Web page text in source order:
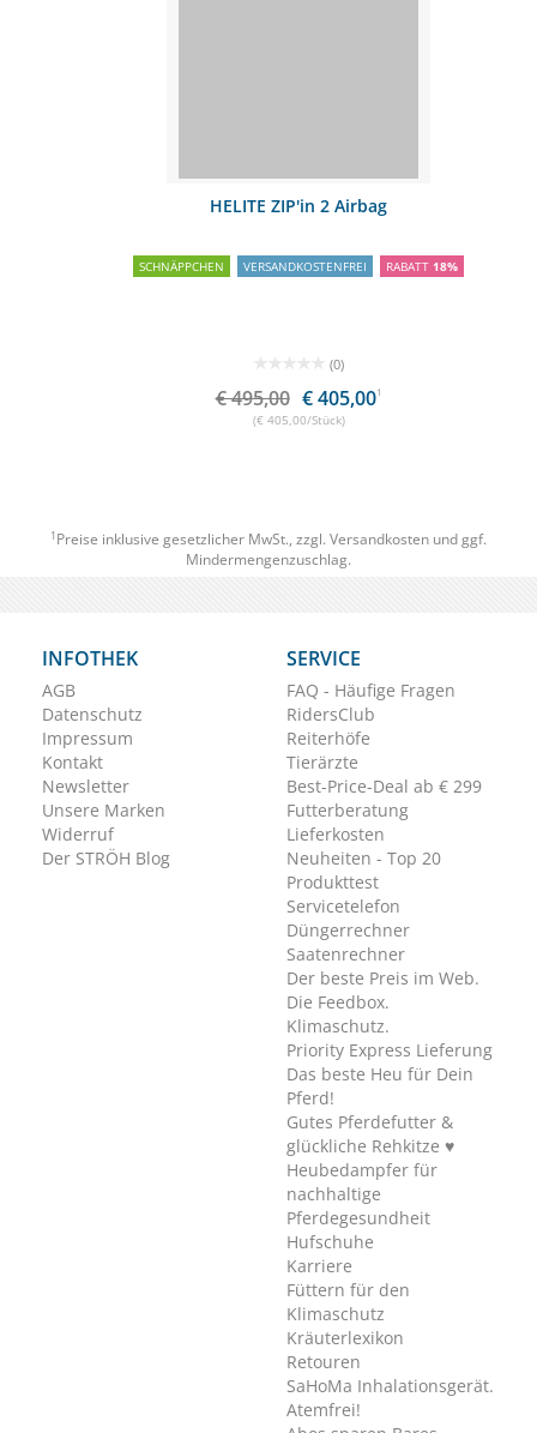
HELITE ZIP'in 2 Airbag
SCHNÄPPCHEN VERSANDKOSTENFREI RABATT18%
€ 495,00 € 405,001
(€ 405,00/Stück)
1 Preise inklusive gesetzlicher MwSt., zzgl. Versandkosten und ggf.
Mindermengenzuschlag.
INFOTHEK
AGB
Datenschutz
Impressum
Kontakt
Newsletter
Unsere Marken
Widerruf
Der STRÖH Blog
SERVICE
FAQ - Häufige Fragen
RidersClub
Reiterhöfe
Tierärzte
Best-Price-Deal ab € 299
Futterberatung
Lieferkosten
Neuheiten - Top 20
Produkttest
Servicetelefon
Düngerrechner
Saatenrechner
Der beste Preis im Web.
Die Feedbox.
Klimaschutz.
Priority Express Lieferung
Das beste Heu für Dein
Pferd!
Gutes Pferdefutter &
glückliche Rehkitze ♥
Heubedampfer für
nachhaltige
Pferdegesundheit
Hufschuhe
Karriere
Füttern für den
Klimaschutz
Kräuterlexikon
Retouren
SaHoMa Inhalationsgerät.
Atemfrei!